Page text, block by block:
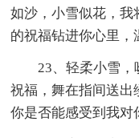
如沙，小雪似花，我
的祝福钻进你心里，
23、轻柔小雪
祝福，舞在指间送出
你是否能感受到我对